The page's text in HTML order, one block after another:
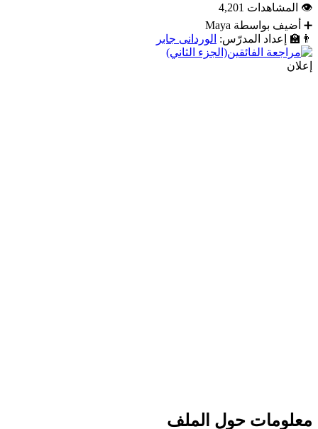
👁
المشاهدات 4,201
➕
أضيف بواسطة Maya
👨‍🏫
إعداد المدرّس: الوردانى جابر
إعلان
معلومات حول الملف